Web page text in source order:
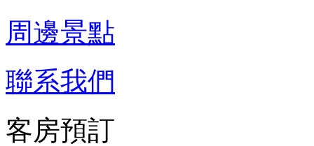
周邊景點
聯系我們
客房預訂